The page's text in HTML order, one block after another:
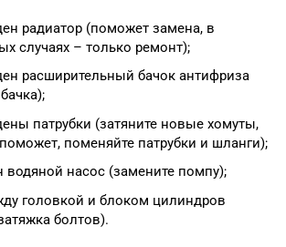
радиатор (поможет замена, в
случаях – только ремонт);
расширительный бачок антифриза
патрубки (затяните новые хомуты,
поменяйте патрубки и шланги);
водяной насос (замените помпу);
головкой и блоком цилиндров
болтов).